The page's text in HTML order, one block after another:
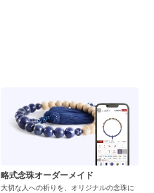
略式念珠オーダーメイド
大切な人への祈りを、オリジナルの念珠に